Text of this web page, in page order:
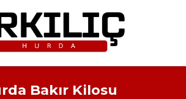
Bakır Kilosu